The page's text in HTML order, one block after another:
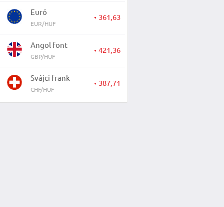
Euró
EUR/HUF
▼ 361,63
Angol font
GBP/HUF
▼ 421,36
Svájci frank
CHF/HUF
▼ 387,71